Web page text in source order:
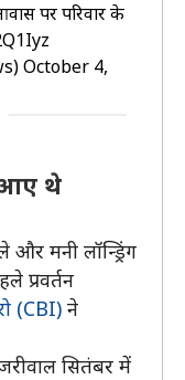
पर परिवार के
October 4,
आए थे
और मनी लॉन्ड्रिंग
प्रवर्तन
(CBI) ने
सितंबर में